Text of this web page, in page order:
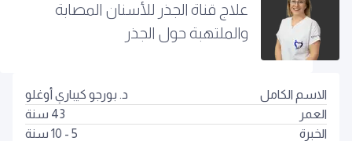
علاج قناة الجذر للأسنان المصابة
والملتهبة حول الجذر
الاسم الكامل
د. بورجو كيباري أوغلو
العمر
43 سنة
الخبرة
5 - 10 سنة